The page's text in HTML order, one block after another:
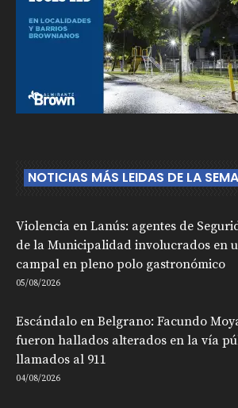
NOTICIAS MÁS LEIDAS DE LA
Violencia en Lanús: agentes de
de la Municipalidad involucrados en
campal en pleno polo gastronómico
05/08/2026
Escándalo en Belgrano: Facundo
fueron hallados alterados en la vía
llamados al 911
04/08/2026